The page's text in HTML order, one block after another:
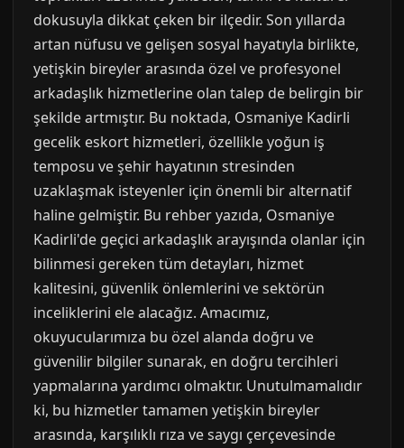
dokusuyla dikkat çeken bir ilçedir. Son yıllarda
artan nüfusu ve gelişen sosyal hayatıyla birlikte,
yetişkin bireyler arasında özel ve profesyonel
arkadaşlık hizmetlerine olan talep de belirgin bir
şekilde artmıştır. Bu noktada, Osmaniye Kadirli
gecelik eskort hizmetleri, özellikle yoğun iş
temposu ve şehir hayatının stresinden
uzaklaşmak isteyenler için önemli bir alternatif
haline gelmiştir. Bu rehber yazıda, Osmaniye
Kadirli'de geçici arkadaşlık arayışında olanlar için
bilinmesi gereken tüm detayları, hizmet
kalitesini, güvenlik önlemlerini ve sektörün
inceliklerini ele alacağız. Amacımız,
okuyucularımıza bu özel alanda doğru ve
güvenilir bilgiler sunarak, en doğru tercihleri
yapmalarına yardımcı olmaktır. Unutulmamalıdır
ki, bu hizmetler tamamen yetişkin bireyler
arasında, karşılıklı rıza ve saygı çerçevesinde